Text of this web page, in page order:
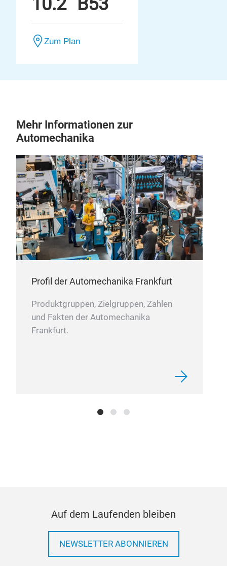
Zum Plan
Mehr Informationen zur
Automechanika
Profil der Automechanika Frankfurt
Produktgruppen, Zielgruppen, Zahlen
und Fakten der Automechanika
Frankfurt.
Auf dem Laufenden bleiben
NEWSLETTER ABONNIEREN